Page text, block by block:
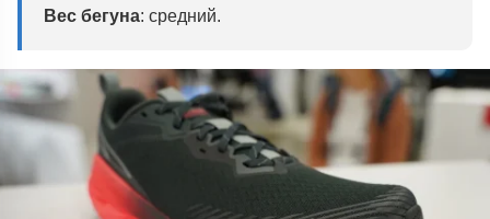
Вес бегуна: средний.